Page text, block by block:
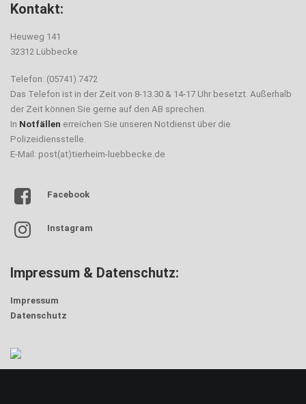
Kontakt:
Heuweg 141
32312 Lübbecke
Telefon: (05741) 7472
Das Telefon ist in der Zeit von 8-13.30 & 14-17 Uhr besetzt. Außerhalb
der Zeit können Sie gerne auf den AB sprechen.
In Notfällen erreichen Sie unseren Notdienst über die
Polizeidiensstelle.
E-Mail: post(at)tierheim-luebbecke.de
Facebook
Instagram
Impressum & Datenschutz:
Impressum
Datenschutz